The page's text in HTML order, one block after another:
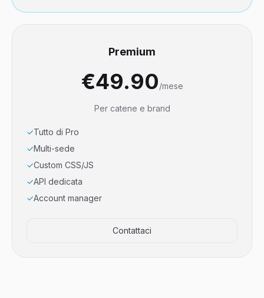
Premium
€49.90/mese
Per catene e brand
✓Tutto di Pro
✓Multi-sede
✓Custom CSS/JS
✓API dedicata
✓Account manager
Contattaci